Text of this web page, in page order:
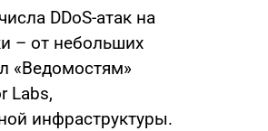
DDoS-атак на
– от небольших
«Ведомостям»
Labs,
инфраструктуры.